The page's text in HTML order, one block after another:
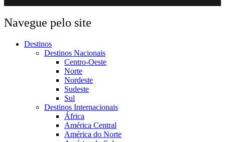
Navegue pelo site
Destinos
Destinos Nacionais
Centro-Oeste
Norte
Nordeste
Sudeste
Sul
Destinos Internacionais
África
América Central
América do Norte